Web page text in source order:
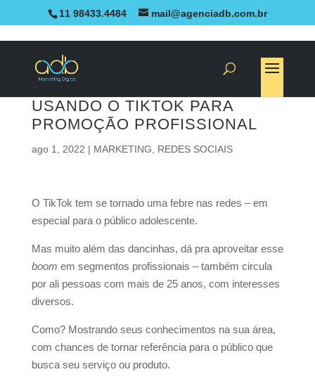
11 98433.4484 mail@agenciadb.com.br
USANDO O TIKTOK PARA
PROMOÇÃO PROFISSIONAL
ago 1, 2022 | MARKETING REDES SOCIAIS
O TikTok tem se tornado uma febre nas redes – em
especial para o público adolescente.
Mas muito além das dancinhas, dá pra aproveitar esse
boom em segmentos profissionais – também circula
por ali pessoas com mais de 25 anos, com interesses
diversos.
Como? Mostrando seus conhecimentos na sua área,
com chances de tornar referência para o público que
busca seu serviço ou produto.